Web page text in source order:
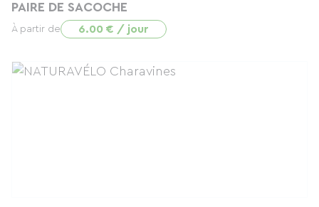
PAIRE DE SACOCHE
À partir de 6.00 € / jour